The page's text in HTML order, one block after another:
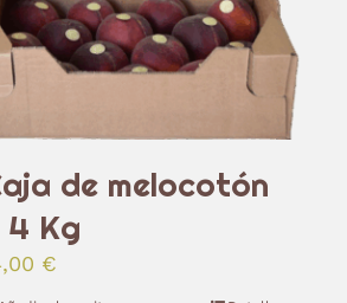
de melocotón
Kg
€